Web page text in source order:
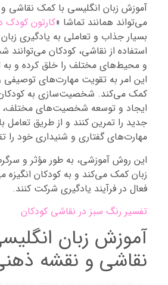
آموزش زبان انگلیسی با کمک
می‌تواند همانند تماشا «کارتون کودک
بسیار جذاب و تعاملی به یادگیری
استفاده از نقاشی، کودکان
و محیط‌های مختلف را خلق کرده و به
این امر به تقویت مهارت‌های توصیفی
کمک می‌کند. شخصیت‌سازی به کودکان
ایجاد و توسعه شخصیت‌های مختلف،
جدید را تمرین کنند و از طریق
مهارت‌های گفتاری و شنیداری خود را
این روش آموزشی، به طور مؤثر و
زبان کمک می‌کند و به کودکان انگیزه
فعال در فرآیند یادگیری شرکت کنند.
تفسیر رنگ سبز در نقاشی کودکان
آموزش زبان
نقاشی و نقشه